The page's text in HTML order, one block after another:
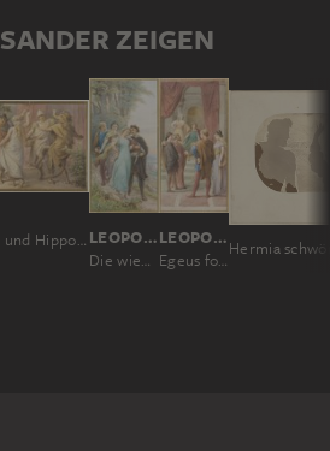
ZEIGEN
Das Herrscherpaar Theseus und Hippolyta, die Brautpaare Demetrius und Helena sowie Lysander und Hermia verfolgen das von den Handwerkern dargebotene Schauspiel LEOPOLD VON BODE
Die wieder vereinten Brautpaare auf dem Weg aus dem Wald, vorn Helena und Demetrius, dahinter Hermia und Lysander
LEOPOLD VON BODE
Egeus fordert vor dem Herrscherpaar Theseus und Hippolyta, seine Tochter Hermia solle Demetrius anstelle von Lysander heiraten